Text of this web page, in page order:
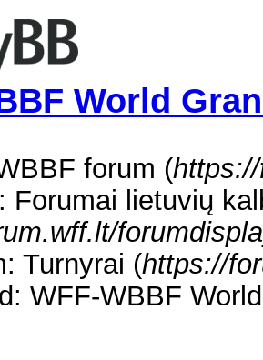
World
forum (
Forumai lietuvių
Turnyrai (https://
WFF-WBBF